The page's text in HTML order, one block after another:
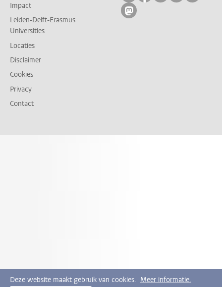
Impact
Leiden-Delft-Erasmus
Universities
Locaties
Disclaimer
Cookies
Privacy
Contact
Volg ons op mastodon
Deze website maakt gebruik van cookies. Meer informatie.